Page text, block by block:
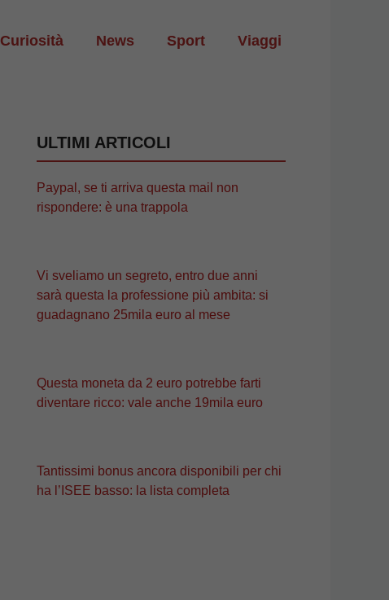
Curiosità News Sport Viaggi
ULTIMI ARTICOLI
Paypal, se ti arriva questa mail non
rispondere: è una trappola
Vi sveliamo un segreto, entro due anni
sarà questa la professione più ambita: si
guadagnano 25mila euro al mese
Questa moneta da 2 euro potrebbe farti
diventare ricco: vale anche 19mila euro
Tantissimi bonus ancora disponibili per chi
ha l’ISEE basso: la lista completa